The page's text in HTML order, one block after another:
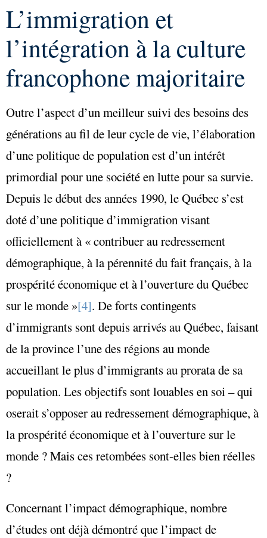
L’immigration et
l’intégration à la culture
francophone majoritaire
Outre l’aspect d’un meilleur suivi des besoins des
générations au fil de leur cycle de vie, l’élaboration
d’une politique de population est d’un intérêt
primordial pour une société en lutte pour sa survie.
Depuis le début des années 1990, le Québec s’est
doté d’une politique d’immigration visant
officiellement à « contribuer au redressement
démographique, à la pérennité du fait français, à la
prospérité économique et à l’ouverture du Québec
sur le monde »[4]. De forts contingents
d’immigrants sont depuis arrivés au Québec, faisant
de la province l’une des régions au monde
accueillant le plus d’immigrants au prorata de sa
population. Les objectifs sont louables en soi – qui
oserait s’opposer au redressement démographique, à
la prospérité économique et à l’ouverture sur le
monde ? Mais ces retombées sont-elles bien réelles
?
Concernant l’impact démographique, nombre
d’études ont déjà démontré que l’impact de